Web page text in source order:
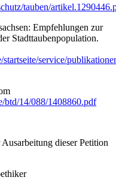
tauben/
Empfehlungen zur
Stadttaubenpopulation.
service/
btd/14/088/1408860.pdf
dieser Petition